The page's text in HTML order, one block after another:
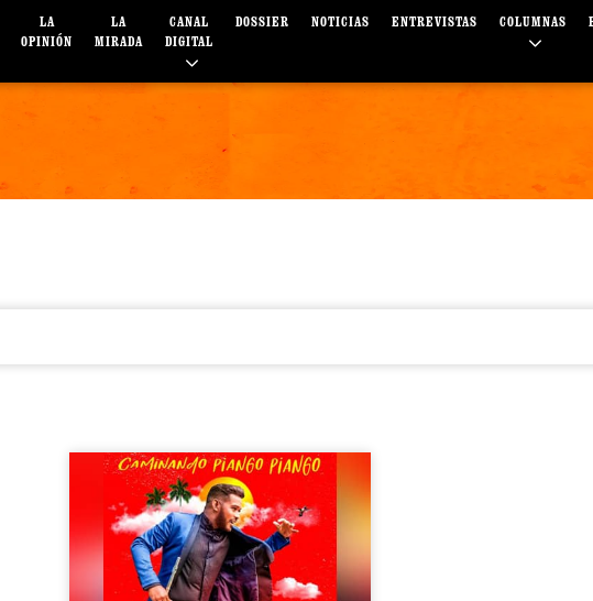
LA
OPINIÓN
LA
MIRADA
CANAL
DIGITAL
DOSSIER NOTICIAS ENTREVISTAS COLUMNAS